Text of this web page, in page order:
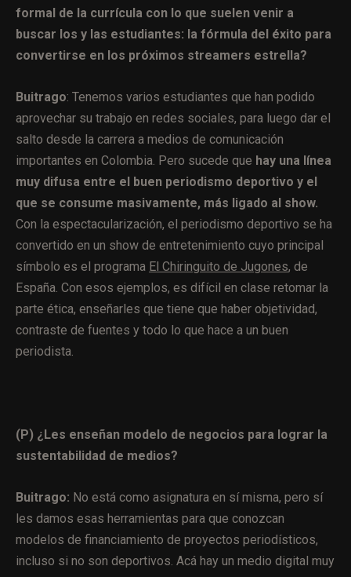
formal de la currícula con lo que suelen venir a
buscar los y las estudiantes: la fórmula del éxito para
convertirse en los próximos streamers estrella?
Buitrago: Tenemos varios estudiantes que han podido
aprovechar su trabajo en redes sociales, para luego dar el
salto desde la carrera a medios de comunicación
importantes en Colombia. Pero sucede que hay una línea
muy difusa entre el buen periodismo deportivo y el
que se consume masivamente, más ligado al show.
Con la espectacularización, el periodismo deportivo se ha
convertido en un show de entretenimiento cuyo principal
símbolo es el programa El Chiringuito de Jugones, de
España. Con esos ejemplos, es difícil en clase retomar la
parte ética, enseñarles que tiene que haber objetividad,
contraste de fuentes y todo lo que hace a un buen
periodista.
(P) ¿Les enseñan modelo de negocios para lograr la
sustentabilidad de medios?
Buitrago: No está como asignatura en sí misma, pero sí
les damos esas herramientas para que conozcan
modelos de financiamiento de proyectos periodísticos,
incluso si no son deportivos. Acá hay un medio digital muy